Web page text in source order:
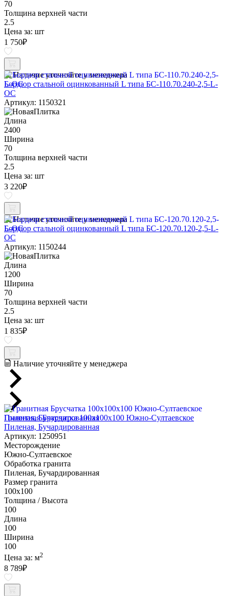
70
Толщина верхней части
2.5
Цена за: шт
1 750₽
Наличие уточняйте у менеджера
Бордюр стальной оцинкованный L типа БС-110.70.240-2,5-L-
ОС
Артикул: 1150321
Длина
2400
Ширина
70
Толщина верхней части
2.5
Цена за: шт
3 220₽
Наличие уточняйте у менеджера
Бордюр стальной оцинкованный L типа БС-120.70.120-2,5-L-
ОС
Артикул: 1150244
Длина
1200
Ширина
70
Толщина верхней части
2.5
Цена за: шт
1 835₽
Наличие уточняйте у менеджера
Гранитная Брусчатка 100х100x100 Южно-Султаевское
Пиленая, Бучардированная
Артикул: 1250951
Месторождение
Южно-Султаевское
Обработка гранита
Пиленая, Бучардированная
Размер гранита
100х100
Толщина / Высота
100
Длина
100
Ширина
100
Цена за: м2
8 789₽